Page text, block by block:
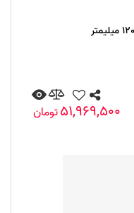
51,969,500تومان